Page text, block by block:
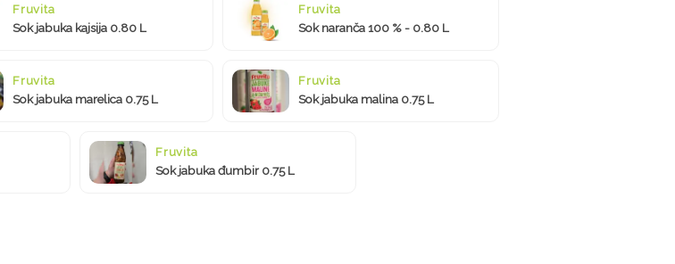
Fruvita
Sok jabuka kajsija 0.80 L
Fruvita
Sok naranča 100 % - 0.80 L
Fruvita
Sok jabuka marelica 0.75 L
Fruvita
Sok jabuka malina 0.75 L
Fruvita
Sok jabuka đumbir 0.75 L